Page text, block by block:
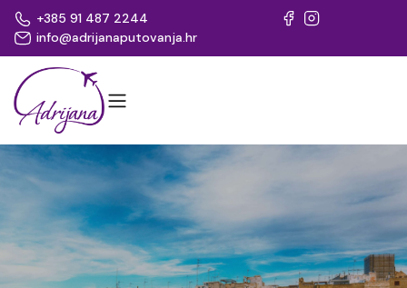
+385 91 487 2244
info@adrijanaputovanja.hr